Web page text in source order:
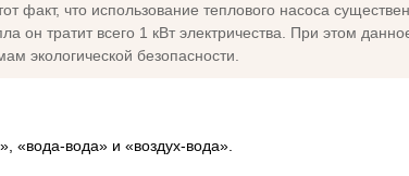
факт, что использование теплового насоса
он тратит всего 1 кВт электричества. При этом
экологической безопасности.
«вода-вода» и «воздух-вода».